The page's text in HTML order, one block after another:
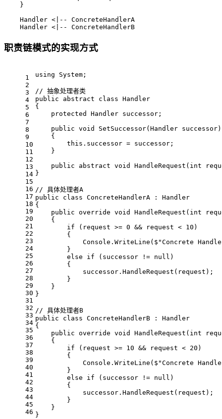
    }
    Handler <|-- ConcreteHandlerA
    Handler <|-- ConcreteHandlerB
职责链模式的实现方式
1
2
3
4
5
6
7
8
9
10
11
12
13
14
15
16
17
18
19
20
21
22
23
24
25
26
27
28
29
30
31
32
33
34
35
36
37
38
39
40
41
42
43
44
45
46
using System;
// 抽象处理者类
public
abstract class Handler
{
protected
Handler successor;
public void SetSuccessor( Handler successor)
    {
this .successor = successor;
    }
public
abstract void HandleRequest ( int
}
// 具体处理者A
public
class ConcreteHandlerA : Handler
{
public override void HandleRequest ( int
    {
if (request >= 0 && request < 10 )
        {
            Console.WriteLine(
$"Concrete
        }
else
if (successor != null )
        {
            successor.HandleRequest(request);
        }
    }
}
// 具体处理者B
public
class ConcreteHandlerB : Handler
{
public override void HandleRequest ( int
    {
if (request >= 10 && request < 20 )
        {
            Console.WriteLine(
$"Concrete
        }
else
if (successor != null )
        {
            successor.HandleRequest(request);
        }
    }
}